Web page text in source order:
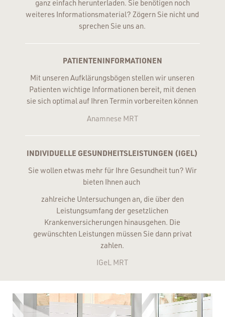
ganz einfach herunterladen. Sie benötigen noch
weiteres Informationsmaterial? Zögern Sie nicht und
sprechen Sie uns an.
PATIENTENINFORMATIONEN
Mit unseren Aufklärungsbögen stellen wir unseren
Patienten wichtige Informationen bereit, mit denen
sie sich optimal auf Ihren Termin vorbereiten können
Anamnese MRT
INDIVIDUELLE GESUNDHEITSLEISTUNGEN (IGEL)
Sie wollen etwas mehr für Ihre Gesundheit tun? Wir
bieten Ihnen auch
zahlreiche Untersuchungen an, die über den
Leistungsumfang der gesetzlichen
Krankenversicherungen hinausgehen. Die
gewünschten Leistungen müssen Sie dann privat
zahlen.
IGeL MRT